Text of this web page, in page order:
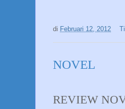
di Februari 12, 2012
NOVEL
REVIEW